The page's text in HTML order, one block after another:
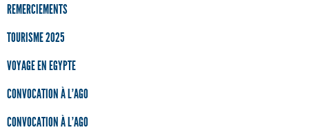
REMERCIEMENTS
TOURISME 2025
VOYAGE EN EGYPTE
CONVOCATION À L’AGO
CONVOCATION À L’AGO